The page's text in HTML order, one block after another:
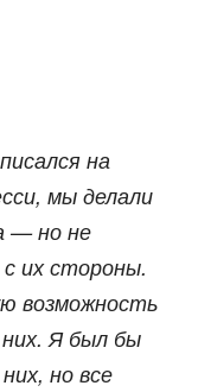
на
мы делали
— но не
их стороны.
возможность
Я был бы
но все